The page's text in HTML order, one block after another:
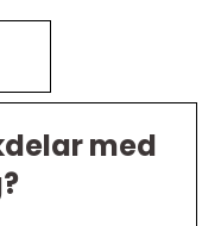
med